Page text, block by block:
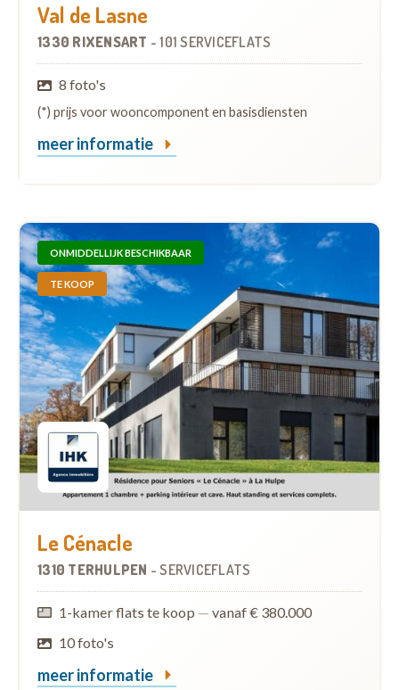
Val de Lasne
1330 RIXENSART -101 SERVICEFLATS
8 foto's
(*) prijs voor wooncomponent en basisdiensten
meer informatie
ONMIDDELLIJK BESCHIKBAAR
TE KOOP
Le Cénacle
1310 TERHULPEN -SERVICEFLATS
1-kamer flats te koop — vanaf € 380.000
10 foto's
meer informatie